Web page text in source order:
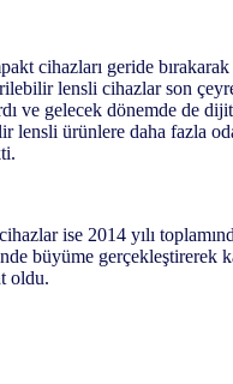
cihazları geride
lensli cihazlar son
ve gelecek dönemde de
lensli ürünlere daha fazla
ise 2014 yılı
büyüme gerçekleştirerek
oldu.